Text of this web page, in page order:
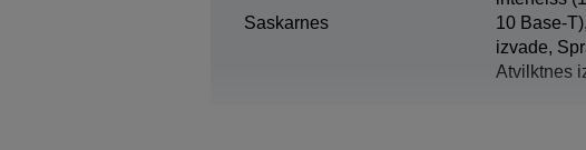
Saskarnes
10 Base-
izvade,
Atvilktnes